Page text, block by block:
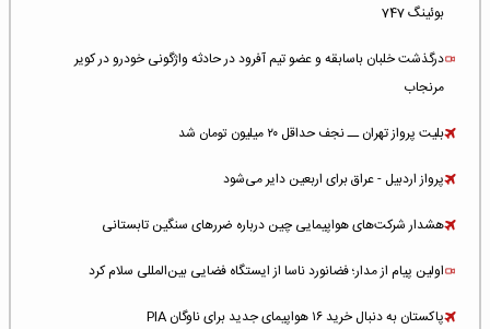
بوئینگ 747
درگذشت خلبان باسابقه و عضو تیم آفرود در حادثه واژگونی خودرو در کویر
مرنجاب
بلیت پرواز تهران ــ نجف حداقل ۲۰ میلیون تومان شد
پرواز اردبیل - عراق برای اربعین دایر می‌شود
هشدار شرکت‌های هواپیمایی چین درباره ضررهای سنگین تابستانی
اولین پیام از مدار؛ فضانورد ناسا از ایستگاه فضایی بین‌المللی سلام کرد
پاکستان به دنبال خرید ۱۶ هواپیمای جدید برای ناوگان PIA